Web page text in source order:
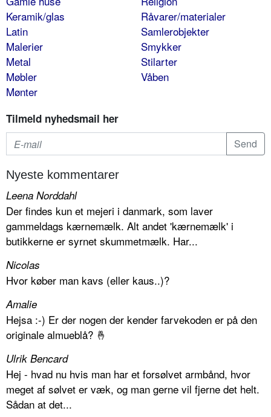
Keramik/glas
Latin
Malerier
Metal
Møbler
Mønter
Råvarer/materialer
Samlerobjekter
Smykker
Stilarter
Våben
Tilmeld nyhedsmail her
Nyeste kommentarer
Leena Norddahl
Der findes kun et mejeri i danmark, som laver
gammeldags kærnemælk. Alt andet 'kærnemælk' i
butikkerne er syrnet skummetmælk. Har...
Nicolas
Hvor køber man kavs (eller kaus..)?
Amalie
Hejsa :-) Er der nogen der kender farvekoden er på den
originale almueblå? 🤞
Ulrik Bencard
Hej - hvad nu hvis man har et forsølvet armbånd, hvor
meget af sølvet er væk, og man gerne vil fjerne det helt.
Sådan at det...